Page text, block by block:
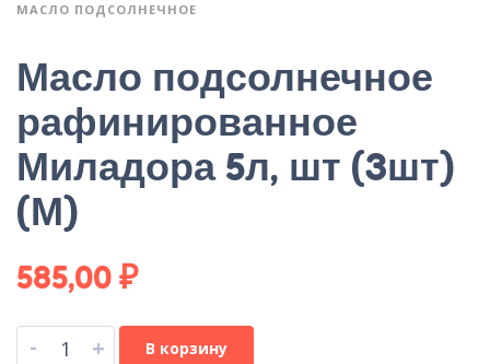
МАСЛО ПОДСОЛНЕЧНОЕ
Масло подсолнечное
рафинированное
Миладора 5л, шт (3шт)
(М)
585,00₽
- + В корзину